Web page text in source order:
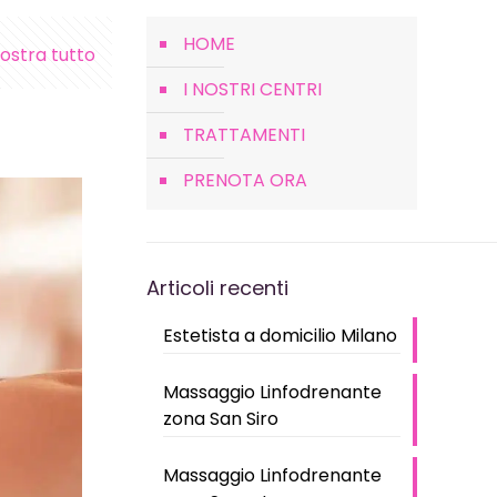
tutto
HOME
I NOSTRI CENTRI
TRATTAMENTI
PRENOTA ORA
Articoli recenti
Estetista a domicilio Milano
Massaggio Linfodrenante
zona San Siro
Massaggio Linfodrenante